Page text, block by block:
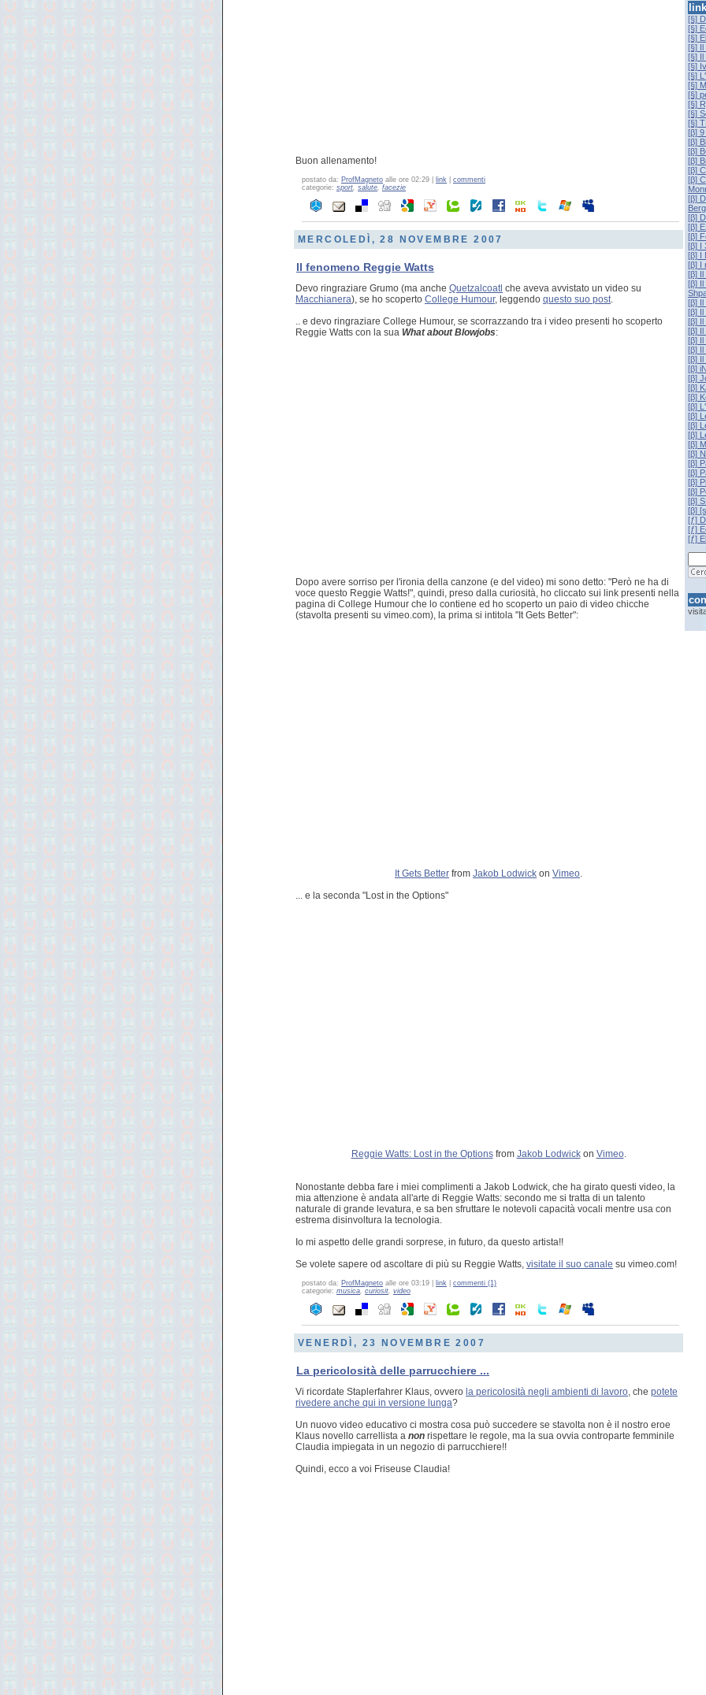
[§]
[§]
[§]
[§] Il
[§] Il
[§]
[§]
[§]
[§]
[§]
[§]
[§]
[β] 9
[β]
[β]
[β]
[β]
[β]
[β]
[β]
[β]
[β]
[β] I
[β] I
[β] I
[β] Il
[β] Il
[β] Il
[β] Il
[β] Il
[β] Il
[β] Il
[β] Il
[β] Il
[β]
[β]
[β]
[β]
[β]
[β]
[β]
[β]
[β]
[β]
[β]
[β]
[β]
[β]
[β]
[β]
[ƒ]
[ƒ]
[ƒ]
Buon allenamento!
postato da: ProfMagneto alle ore 02:29 | link
commenti
categorie: sport salute facezie
MERCOLEDÌ, 28 NOVEMBRE 2007
Il fenomeno Reggie Watts
Devo ringraziare Grumo (ma anche Quetzalcoatl che aveva avvistato un video su
Macchianera), se ho scoperto College Humour, leggendo questo suo post
.. e devo ringraziare College Humour, se scorrazzando tra i video presenti ho scoperto
Reggie Watts con la sua What about Blowjobs:
Dopo avere sorriso per l'ironia della canzone (e del video) mi sono detto: "Però ne ha di
voce questo Reggie Watts!", quindi, preso dalla curiosità, ho cliccato sui link presenti nella
pagina di College Humour che lo contiene ed ho scoperto un paio di video chicche
(stavolta presenti su vimeo.com), la prima si intitola "It Gets Better":
It Gets Better from Jakob Lodwick on Vimeo
... e la seconda "Lost in the Options"
Reggie Watts: Lost in the Optionsfrom Jakob Lodwickon Vimeo.
Nonostante debba fare i miei complimenti a Jakob Lodwick, che ha girato questi video, la
mia attenzione è andata all'arte di Reggie Watts: secondo me si tratta di un talento
naturale di grande levatura, e sa ben sfruttare le notevoli capacità vocali mentre usa con
estrema disinvoltura la tecnologia.
Io mi aspetto delle grandi sorprese, in futuro, da questo artista!!
Se volete sapere od ascoltare di più su Reggie Watts, visitate il suo canale su vimeo.com!
postato da: ProfMagneto alle ore 03:19 | link
commenti (1)
categorie: musica curiosit video
VENERDÌ, 23 NOVEMBRE 2007
La pericolosità delle parrucchiere ...
Vi ricordate Staplerfahrer Klaus, ovvero la pericolosità negli ambienti di lavoro , che potete
rivedere anche qui in versione lunga?
Un nuovo video educativo ci mostra cosa può succedere se stavolta non è il nostro eroe
Klaus novello carrellista a non rispettare le regole, ma la sua ovvia controparte femminile
Claudia impiegata in un negozio di parrucchiere!!
Quindi, ecco a voi Friseuse Claudia!